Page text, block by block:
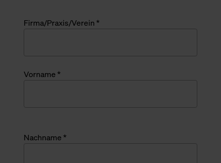
Firma/Praxis/Verein *
Vorname *
Nachname *